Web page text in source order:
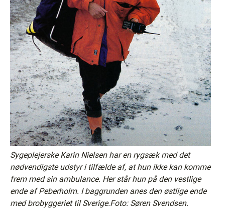
Sygeplejerske Karin Nielsen har en rygsæk med det
nødvendigste udstyr i tilfælde af, at hun ikke kan komme
frem med sin ambulance. Her står hun på den vestlige
ende af Peberholm. I baggrunden anes den østlige ende
med brobyggeriet til Sverige.Foto: Søren Svendsen.